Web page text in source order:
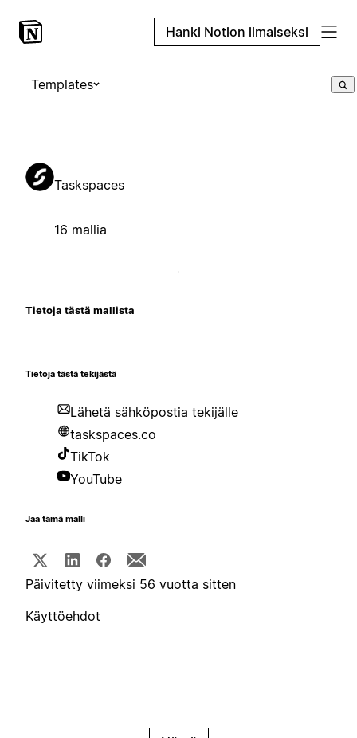
Hanki Notion ilmaiseksi
Templates
Taskspaces
16 mallia
Tietoja tästä mallista
Tietoja tästä tekijästä
Lähetä sähköpostia tekijälle
taskspaces.co
TikTok
YouTube
Jaa tämä malli
Päivitetty viimeksi 56 vuotta sitten
Käyttöehdot